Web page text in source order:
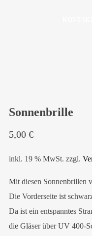
Sonnenbrille
5,00 €
inkl. 19 % MwSt. zzgl.
Mit diesen Sonnenbrillen
Die Vorderseite ist
Da ist ein entspanntes
die Gläser über UV 400-